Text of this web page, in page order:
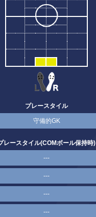
プレースタイル
守備的GK
レースタイル(COMボール保持時)
---
---
---
---